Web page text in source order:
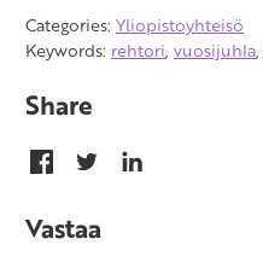
Categories: Yliopistoyhteisö
Keywords: rehtori, vuosijuhla,
Share
Vastaa